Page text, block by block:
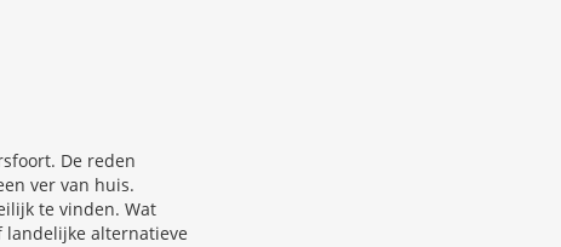
De reden
ver van huis.
te vinden. Wat
landelijke alternatieve